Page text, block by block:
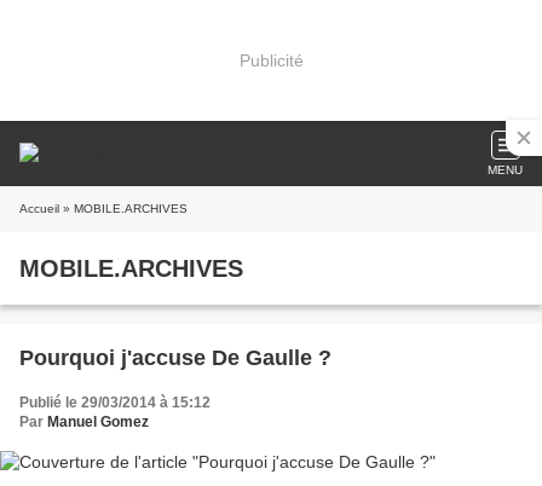
Publicité
MENU
Accueil » MOBILE.ARCHIVES
MOBILE.ARCHIVES
Pourquoi j'accuse De Gaulle ?
Publié le 29/03/2014 à 15:12
Par Manuel Gomez